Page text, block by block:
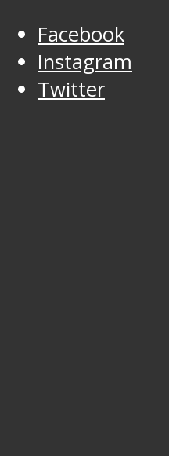
Facebook
Instagram
Twitter